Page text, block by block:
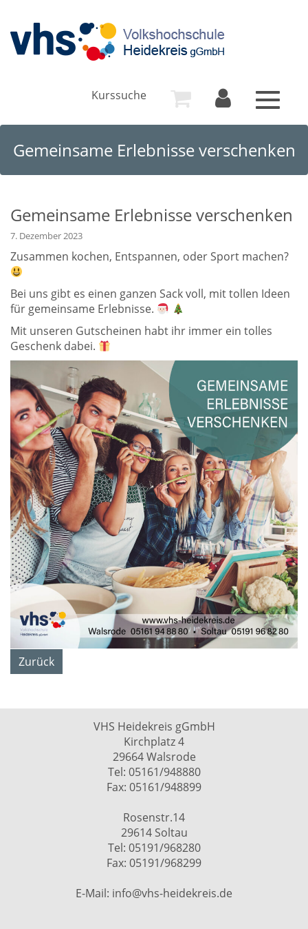
Kurssuche
Toggle
Gemeinsame Erlebnisse verschenken
Gemeinsame Erlebnisse verschenken
7. Dezember 2023
Zusammen kochen, Entspannen, oder Sport machen?
Bei uns gibt es einen ganzen Sack voll, mit tollen Ideen
für gemeinsame Erlebnisse.
Mit unseren Gutscheinen habt ihr immer ein tolles
Geschenk dabei.
Zurück
VHS Heidekreis gGmbH
Kirchplatz 4
29664 Walsrode
Tel: 05161/948880
Fax: 05161/948899
Rosenstr.14
29614 Soltau
Tel: 05191/968280
Fax: 05191/968299
E-Mail: info@vhs-heidekreis.de